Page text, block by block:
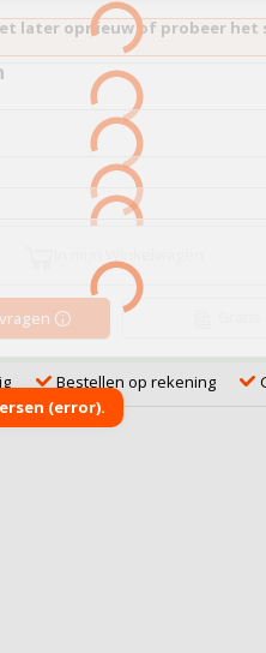
later opnieuw of probeer het
Bestellen op rekening
(error).